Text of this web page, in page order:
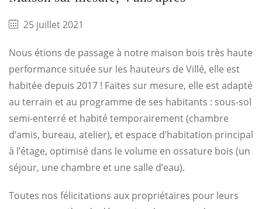
25 juillet 2021
Nous étions de passage à notre maison bois très haute
performance située sur les hauteurs de Villé, elle est
habitée depuis 2017 ! Faites sur mesure, elle est adapté
au terrain et au programme de ses habitants : sous-sol
semi-enterré et habité temporairement (chambre
d’amis, bureau, atelier), et espace d’habitation principal
à l’étage, optimisé dans le volume en ossature bois (un
séjour, une chambre et une salle d’eau).
Toutes nos félicitations aux propriétaires pour leurs